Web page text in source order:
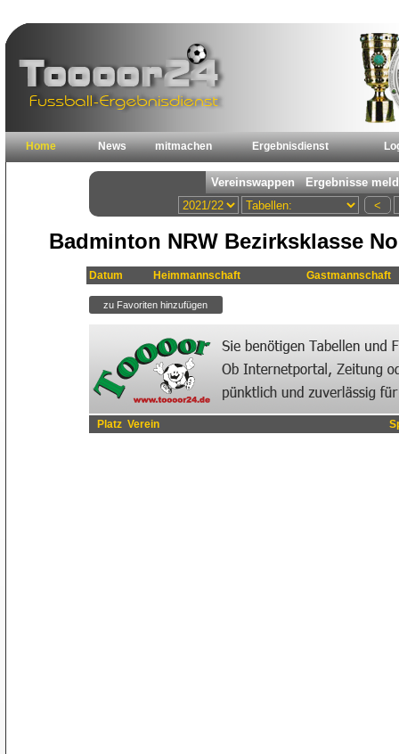
Home News mitmachen Ergebnisdienst
Badminton NRW Bezirksklasse
Datum Heimmannschaft Gastmannschaft
Platz Verein